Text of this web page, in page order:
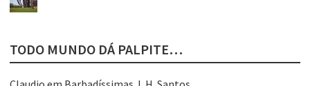
TODO MUNDO DÁ PALPITE…